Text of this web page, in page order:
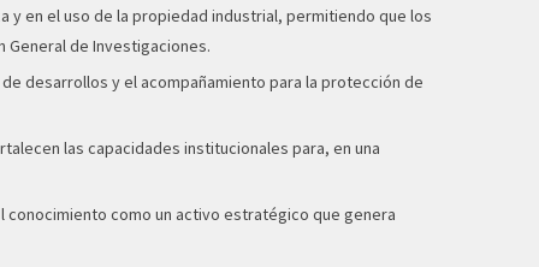
y en el uso de la propiedad industrial, permitiendo que los
de Investigaciones.
desarrollos y el acompañamiento para la protección de
las capacidades institucionales para, en una
conocimiento como un activo estratégico que genera